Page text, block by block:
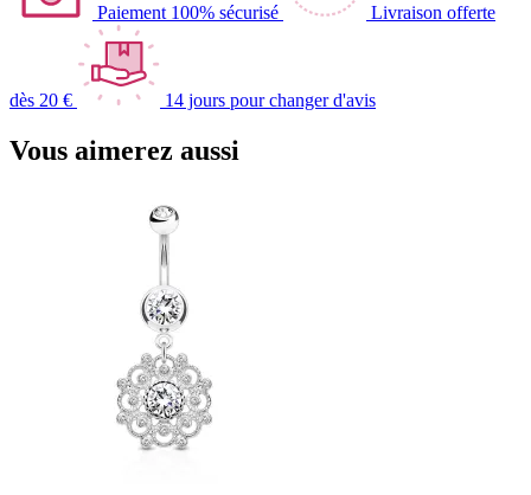
Paiement 100% sécurisé Livraison offerte
dès 20 € 14 jours pour changer d'avis
Vous aimerez aussi